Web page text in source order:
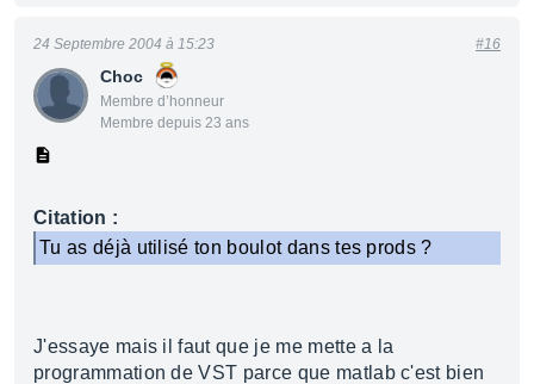
Choc
Membre d’honneur
Membre depuis 23 ans
24 Septembre 2004 à 15:23 #16
Citation :
Tu as déjà utilisé ton boulot dans tes prods ?
J'essaye mais il faut que je me mette a la
programmation de VST parce que matlab c'est bien